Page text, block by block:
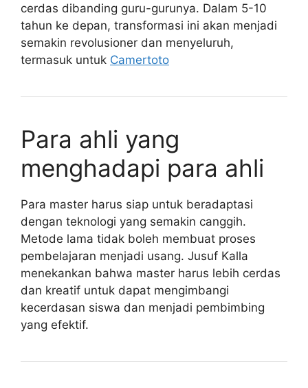
cerdas dibanding guru-gurunya. Dalam 5-10
tahun ke depan, transformasi ini akan menjadi
semakin revolusioner dan menyeluruh,
termasuk untuk Camertoto
Para ahli yang
menghadapi para ahli
Para master harus siap untuk beradaptasi
dengan teknologi yang semakin canggih.
Metode lama tidak boleh membuat proses
pembelajaran menjadi usang. Jusuf Kalla
menekankan bahwa master harus lebih cerdas
dan kreatif untuk dapat mengimbangi
kecerdasan siswa dan menjadi pembimbing
yang efektif.